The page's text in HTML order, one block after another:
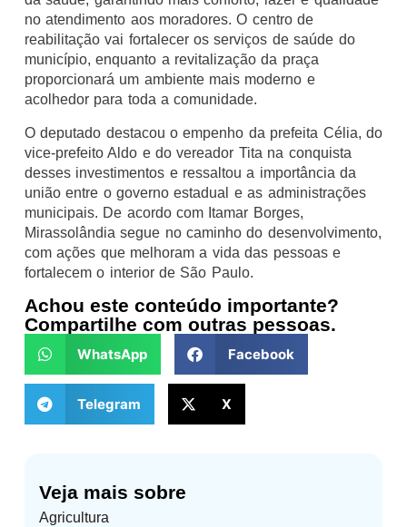
Veja mais sobre
Agricultura
no atendimento aos moradores. O centro de
reabilitação vai fortalecer os serviços de saúde do
município, enquanto a revitalização da praça
proporcionará um ambiente mais moderno e
acolhedor para toda a comunidade.
O deputado destacou o empenho da prefeita Célia, do
vice-prefeito Aldo e do vereador Tita na conquista
desses investimentos e ressaltou a importância da
união entre o governo estadual e as administrações
municipais. De acordo com Itamar Borges,
Mirassolândia segue no caminho do desenvolvimento,
com ações que melhoram a vida das pessoas e
fortalecem o interior de São Paulo.
Achou este conteúdo importante?
Compartilhe com outras pessoas.
WhatsApp Facebook
Telegram X